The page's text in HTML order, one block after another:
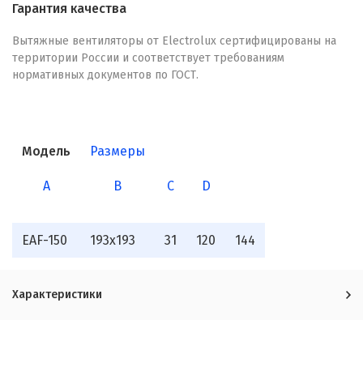
Гарантия качества
Вытяжные вентиляторы от Electrolux сертифицированы на
территории России и соответствует требованиям
нормативных документов по ГОСТ.
Модель Размеры
A B C D
EAF-150 193x193 31 120 144
Характеристики